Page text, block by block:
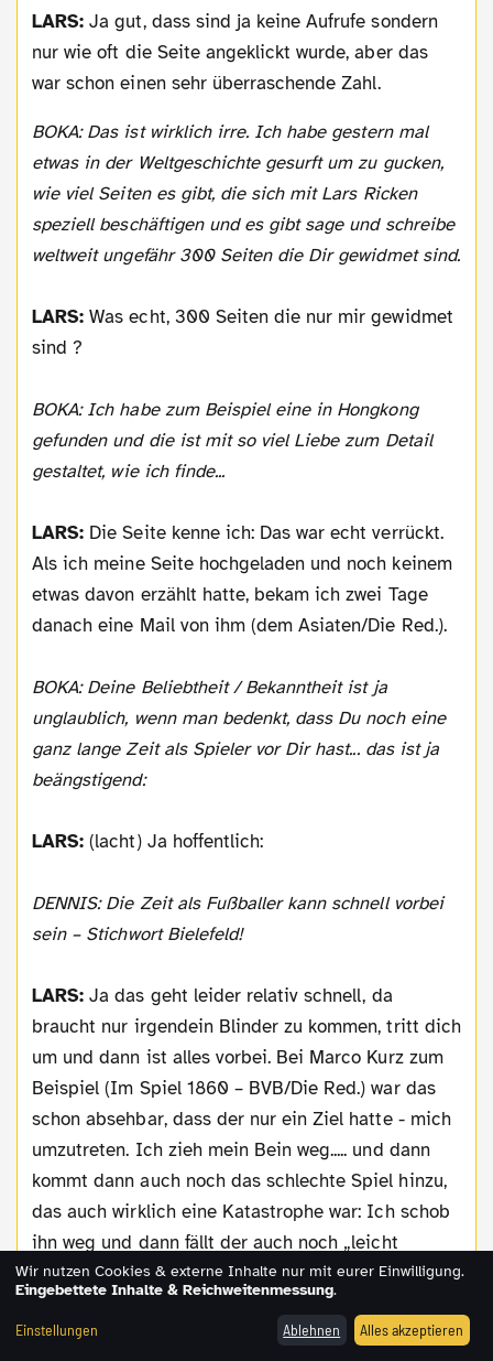
LARS:Ja gut, dass sind ja keine Aufrufe sondern
nur wie oft die Seite angeklickt wurde, aber das
war schon einen sehr überraschende Zahl.
BOKA: Das ist wirklich irre. Ich habe gestern mal
etwas in der Weltgeschichte gesurft um zu gucken,
wie viel Seiten es gibt, die sich mit Lars Ricken
speziell beschäftigen und es gibt sage und schreibe
weltweit ungefähr 300 Seiten die Dir gewidmet sind.
LARS: Was echt, 300 Seiten die nur mir gewidmet
sind ?
BOKA: Ich habe zum Beispiel eine in Hongkong
gefunden und die ist mit so viel Liebe zum Detail
gestaltet, wie ich finde...
LARS: Die Seite kenne ich: Das war echt verrückt.
Als ich meine Seite hochgeladen und noch keinem
etwas davon erzählt hatte, bekam ich zwei Tage
danach eine Mail von ihm (dem Asiaten/Die Red.).
BOKA: Deine Beliebtheit / Bekanntheit ist ja
unglaublich, wenn man bedenkt, dass Du noch eine
ganz lange Zeit als Spieler vor Dir hast... das ist ja
beängstigend:
LARS: (lacht) Ja hoffentlich:
DENNIS: Die Zeit als Fußballer kann schnell vorbei
sein – Stichwort Bielefeld!
LARS:Ja das geht leider relativ schnell, da
braucht nur irgendein Blinder zu kommen, tritt dich
um und dann ist alles vorbei. Bei Marco Kurz zum
Beispiel (Im Spiel 1860 – BVB/Die Red.) war das
schon absehbar, dass der nur ein Ziel hatte - mich
umzutreten. Ich zieh mein Bein weg..... und dann
kommt dann auch noch das schlechte Spiel hinzu,
das auch wirklich eine Katastrophe war: Ich schob
ihn weg und dann fällt der auch noch „leicht
theatralisch“ und anschließend bekam ich die
gelb-rote Karte. Da kam einfach zu viel zusammen,
trotzdem muss ich mich da besser im Griff haben...
Wir nutzen Cookies & externe Inhalte nur mit eurer Einwilligung.
Eingebettete Inhalte & Reichweitenmessung.
Einstellungen Ablehnen Alles akzeptieren